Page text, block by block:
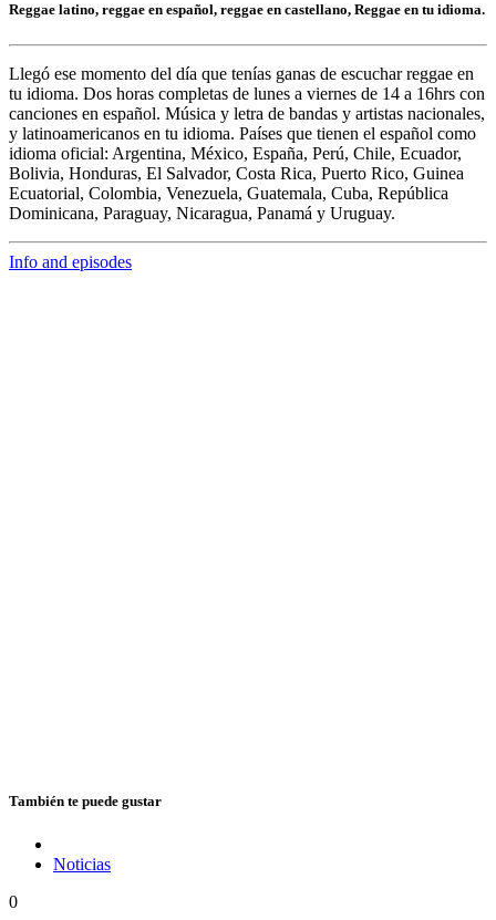
Reggae latino, reggae en español, reggae en castellano, Reggae en tu idioma.
Llegó ese momento del día que tenías ganas de escucharreggae en
tu idioma. Dos horas completas de lunes a viernes de 14 a 16hrs con
canciones en español. Música y letra de bandas y artistas nacionales,
y latinoamericanos en tu idioma. Países que tienen el español como
idioma oficial: Argentina, México, España, Perú, Chile, Ecuador,
Bolivia, Honduras, El Salvador, Costa Rica, Puerto Rico, Guinea
Ecuatorial, Colombia, Venezuela, Guatemala, Cuba, República
Dominicana, Paraguay, Nicaragua, Panamá y Uruguay.
Info and episodes
También te puede gustar
Noticias
0